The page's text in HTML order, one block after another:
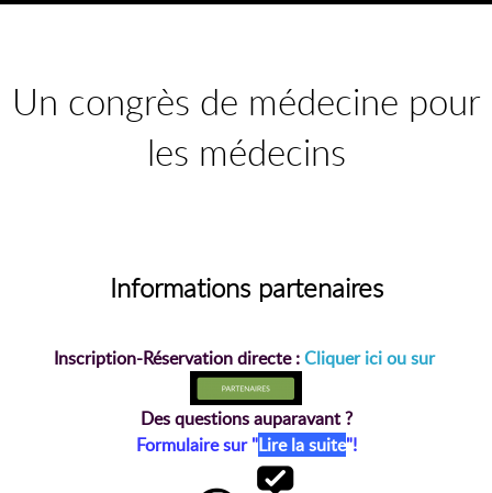
Un congrès de médecine pour
les médecins
Informations partenaires
Inscription-Réservation directe :Cliquer ici ou sur
Des questions auparavant ?
Formulaire sur "Lire la suite"!